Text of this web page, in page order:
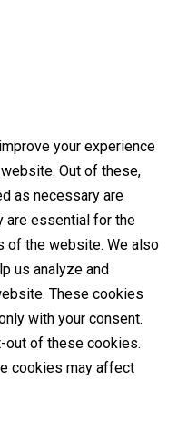
your experience
Out of these,
as necessary are
are essential for the
of the website. We also
us analyze and
These cookies
with your consent.
out of these cookies.
cookies may affect